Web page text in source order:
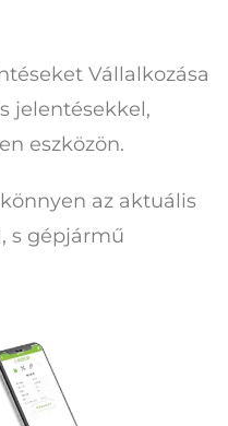
Vállalkozása
jelentésekkel,
eszközön.
az aktuális
s gépjármű